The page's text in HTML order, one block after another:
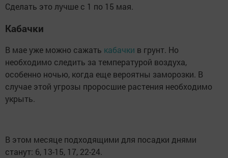
Сделать это лучше с 1 по 15 мая.
Кабачки
В мае уже можно сажать кабачки в грунт. Но
необходимо следить за температурой воздуха,
особенно ночью, когда еще вероятны заморозки. В
случае этой угрозы проросшие растения необходимо
укрыть.
В этом месяце подходящими для посадки днями
станут: 6, 13-15, 17, 22-24.